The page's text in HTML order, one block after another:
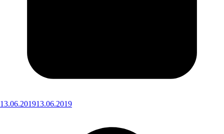
13.06.201913.06.2019